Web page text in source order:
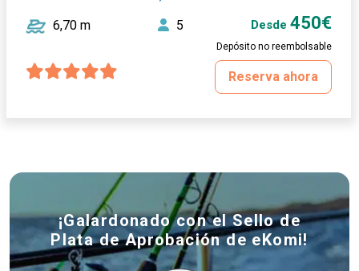
6,70 m 5 Desde 450€
Depósito no reembolsable
Reserva ahora
¡Galardonado con el Sello de
Plata de Aprobación de eKomi!